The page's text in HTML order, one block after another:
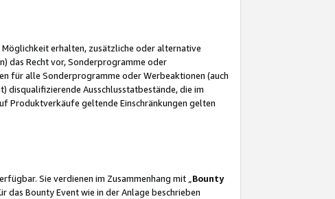
erhalten, zusätzliche oder alternative
das Recht vor, Sonderprogramme oder
für alle Sonderprogramme oder Werbeaktionen (auch
disqualifizierende Ausschlusstatbestände, die im
Produktverkäufe geltende Einschränkungen gelten
Sie verdienen im Zusammenhang mit „ Bounty
das Bounty Event wie in der Anlage beschrieben